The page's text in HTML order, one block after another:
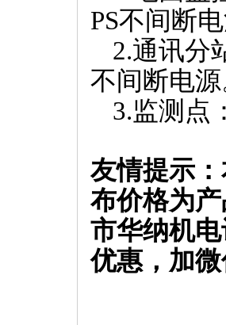
PS不间断
2.通讯分
不间断电
3.监测点
友情提示
布价格为
市华纳机
优惠，加